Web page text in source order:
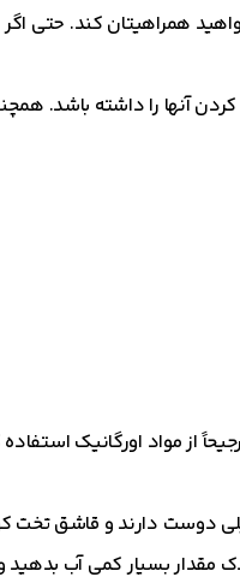
همراهیتان کند. حتی
آنها را داشته باشد.
از مواد اورگانیک
دوست دارند و قاشق تخت
بسیار کمی آب